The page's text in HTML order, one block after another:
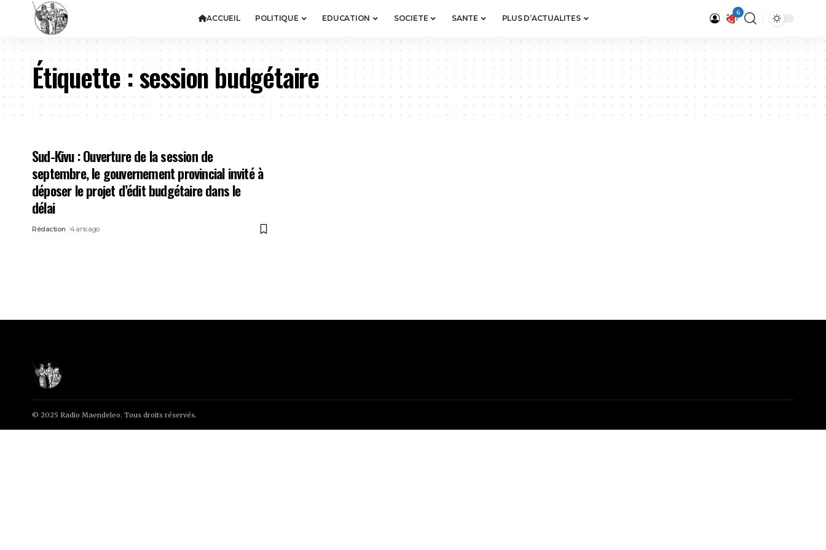
ACCUEIL POLITIQUE EDUCATION SOCIETE SANTE PLUS D’ACTUALITES
6
Étiquette :session budgétaire
Sud-Kivu : Ouverture de la session de
septembre, le gouvernement provincial invité à
déposer le projet d’édit budgétaire dans le
délai
Rédaction 4 ans ago
© 2025 Radio Maendeleo. Tous droits réservés.